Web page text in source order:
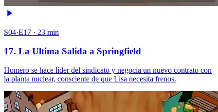
S04·E17 · 23 min
17. La Ultima Salida a Springfield
Homero se hace líder del sindicato y negocia un nuevo contrato con
la planta nuclear, consciente de que Lisa necesita frenos.